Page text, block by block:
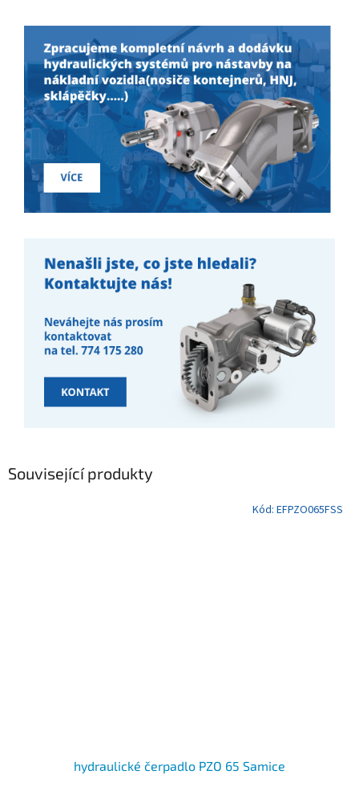
Související produkty
hydraulické čerpadlo PZO 65 Samice
Kód: EFPZO065FSS